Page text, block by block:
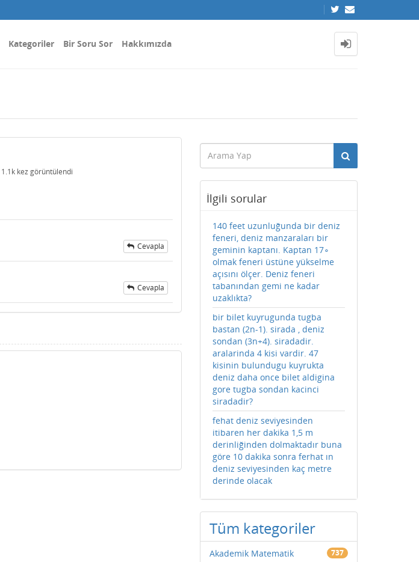
Kategoriler Bir Soru Sor Hakkımızda
1.1k kez görüntülendi
Cevapla
Cevapla
İlgili sorular
140 feet uzunluğunda bir deniz
feneri, deniz manzaraları bir
geminin kaptanı. Kaptan 17∘
olmak feneri üstüne yükselme
açısını ölçer. Deniz feneri
tabanından gemi ne kadar
uzaklıkta?
bir bilet kuyrugunda tugba
bastan (2n-1). sirada , deniz
sondan (3n+4). siradadir.
aralarinda 4 kisi vardir. 47
kisinin bulundugu kuyrukta
deniz daha once bilet aldigina
gore tugba sondan kacinci
siradadir?
fehat deniz seviyesinden
itibaren her dakika 1,5 m
derinliğinden dolmaktadır buna
göre 10 dakika sonra ferhat ın
deniz seviyesinden kaç metre
derinde olacak
Tüm kategoriler
Akademik Matematik 737